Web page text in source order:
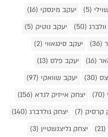
(5)
יעקב מינסקי (16)
(50)
יעקב נוטיק (5)
יעקב סינגאווי (2)
(16)
יעקב פלס (13)
(30)
יעקב שוואקי (97)
יצחק אייזיק לנדא (156)
קרסיק (7)
יצחק גולדברג (140)
יצחק גליצנשטיין (3)